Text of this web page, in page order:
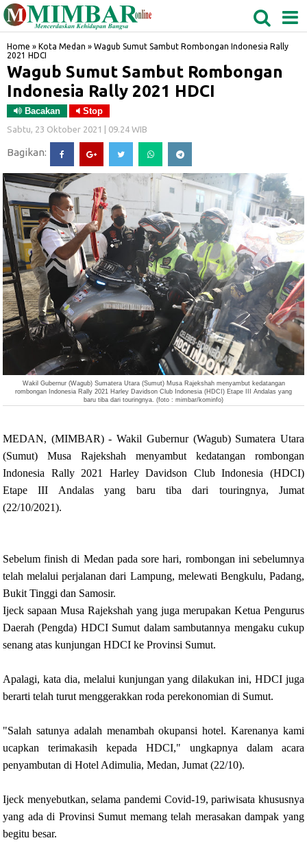
BIDANGRO
Home » Kota Medan » Wagub Sumut Sambut Rombongan Indonesia Rally
2021 HDCI
Wagub Sumut Sambut Rombongan
Indonesia Rally 2021 HDCI
Bacakan Stop
Sabtu, 23 Oktober 2021 | 09.24 WIB
Bagikan:
Wakil Gubernur (Wagub) Sumatera Utara (Sumut) Musa Rajekshah menyambut kedatangan
rombongan Indonesia Rally 2021 Harley Davidson Club Indonesia (HDCI) Etape III Andalas yang
baru tiba dari touringnya. (foto : mimbar/kominfo)
MEDAN, (MIMBAR) - Wakil Gubernur (Wagub) Sumatera Utara
(Sumut) Musa Rajekshah menyambut kedatangan rombongan
Indonesia Rally 2021 Harley Davidson Club Indonesia (HDCI)
Etape III Andalas yang baru tiba dari touringnya, Jumat
(22/10/2021).
Sebelum finish di Medan pada sore hari, rombongan ini sebelumnya
telah melalui perjalanan dari Lampung, melewati Bengkulu, Padang,
Bukit Tinggi dan Samosir.
Ijeck sapaan Musa Rajekshah yang juga merupakan Ketua Pengurus
Daerah (Pengda) HDCI Sumut dalam sambutannya mengaku cukup
senang atas kunjungan HDCI ke Provinsi Sumut.
Apalagi, kata dia, melalui kunjungan yang dilakukan ini, HDCI juga
berarti telah turut menggerakkan roda perekonomian di Sumut.
"Salah satunya adalah menambah okupansi hotel. Karenanya kami
ucapkan terimakasih kepada HDCI," ungkapnya dalam acara
penyambutan di Hotel Adimulia, Medan, Jumat (22/10).
Ijeck menyebutkan, selama pandemi Covid-19, pariwisata khususnya
yang ada di Provinsi Sumut memang telah merasakan dampak yang
begitu besar.